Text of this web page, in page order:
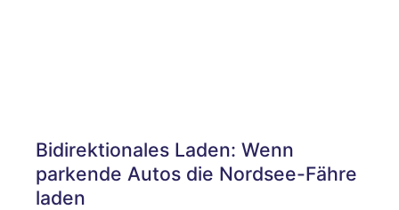
Bidirektionales Laden: Wenn
parkende Autos die Nordsee-Fähre
laden